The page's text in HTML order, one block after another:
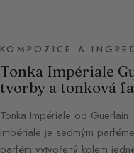
KOMPOZICE A
Tonka Impériale
tvorby a tonková
Tonka Impériale od
Impériale je sedmým
parfém vytvořený kolem